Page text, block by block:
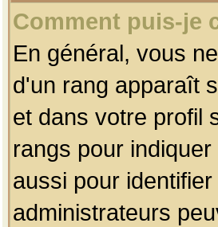
Comment puis-je
En général, vous
d'un rang apparaît
et dans votre profil
rangs pour
aussi pour
administrateurs